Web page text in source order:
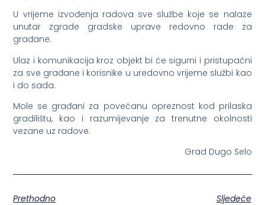
U vrijeme izvođenja radova sve službe koje se nalaze
unutar zgrade gradske uprave redovno rade za
građane.
Ulaz i komunikacija kroz objekt bi će sigurni i pristupačni
za sve građane i korisnike u uredovno vrijeme službi kao
i do sada.
Mole se građani za povećanu opreznost kod prilaska
gradilištu, kao i razumijevanje za trenutne okolnosti
vezane uz radove.
Grad Dugo Selo
Prethodno
Sljedeće